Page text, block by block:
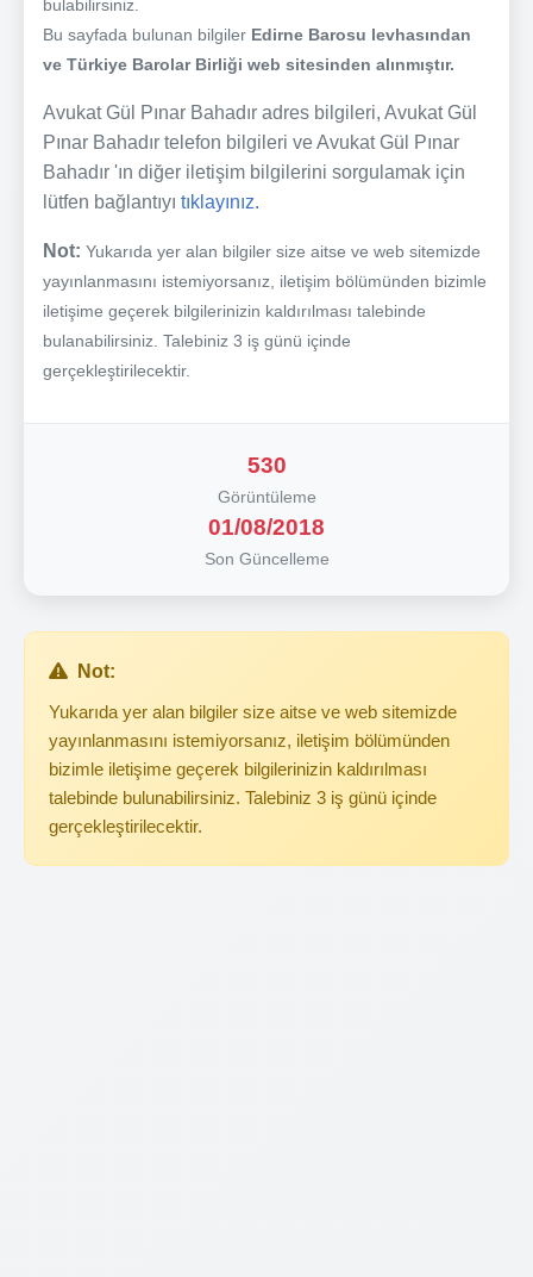
bulabilirsiniz.
Bu sayfada bulunan bilgiler Edirne Barosu levhasından
ve Türkiye Barolar Birliği web sitesinden alınmıştır.
Avukat Gül Pınar Bahadır adres bilgileri, Avukat Gül
Pınar Bahadır telefon bilgileri ve Avukat Gül Pınar
Bahadır 'ın diğer iletişim bilgilerini sorgulamak için
lütfen bağlantıyı tıklayınız.
Not: Yukarıda yer alan bilgiler size aitse ve web sitemizde
yayınlanmasını istemiyorsanız, iletişim bölümünden bizimle
iletişime geçerek bilgilerinizin kaldırılması talebinde
bulanabilirsiniz. Talebiniz 3 iş günü içinde
gerçekleştirilecektir.
530
Görüntüleme
01/08/2018
Son Güncelleme
Not:
Yukarıda yer alan bilgiler size aitse ve web sitemizde
yayınlanmasını istemiyorsanız, iletişim bölümünden
bizimle iletişime geçerek bilgilerinizin kaldırılması
talebinde bulunabilirsiniz. Talebiniz 3 iş günü içinde
gerçekleştirilecektir.